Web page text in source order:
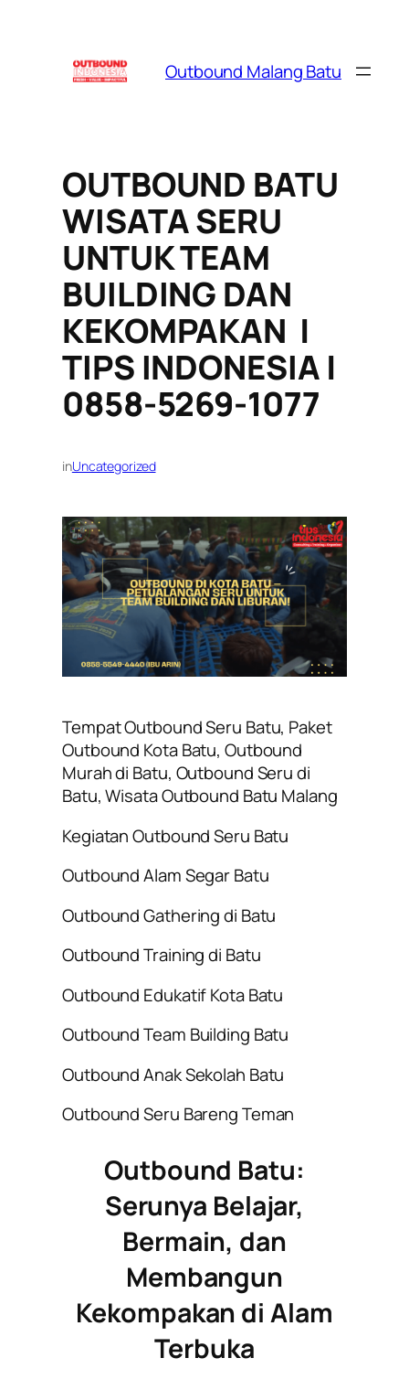
Outbound Malang Batu
OUTBOUND BATU
WISATA SERU
UNTUK TEAM
BUILDING DAN
KEKOMPAKAN |
TIPS INDONESIA |
0858-5269-1077
inUncategorized
Tempat Outbound Seru Batu, Paket
Outbound Kota Batu, Outbound
Murah di Batu, Outbound Seru di
Batu, Wisata Outbound Batu Malang
Kegiatan Outbound Seru Batu
Outbound Alam Segar Batu
Outbound Gathering di Batu
Outbound Training di Batu
Outbound Edukatif Kota Batu
Outbound Team Building Batu
Outbound Anak Sekolah Batu
Outbound Seru Bareng Teman
Outbound Batu:
Serunya Belajar,
Bermain, dan
Membangun
Kekompakan di Alam
Terbuka